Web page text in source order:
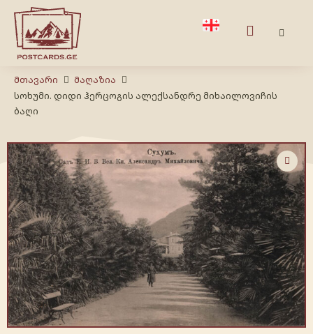
Მთავარი
Მაღაზია
სოხუმი. დიდი ჰერცოგის ალექსანდრე მიხაილოვიჩის
ბაღი